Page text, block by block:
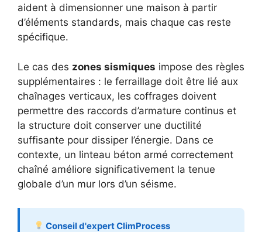
aident à dimensionner une maison à partir
d’éléments standards, mais chaque cas reste
spécifique.
Le cas des zones sismiques impose des règles
supplémentaires : le ferraillage doit être lié aux
chaînages verticaux, les coffrages doivent
permettre des raccords d’armature continus et
la structure doit conserver une ductilité
suffisante pour dissiper l’énergie. Dans ce
contexte, un linteau béton armé correctement
chaîné améliore significativement la tenue
globale d’un mur lors d’un séisme.
Conseil d'expert ClimProcess